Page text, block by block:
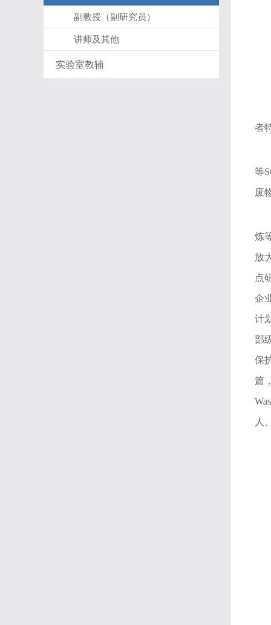
副教授（副研究员）
讲师及其他
实验室教辅
者
等
废
炼
放
点
企
计
部
保
篇
人